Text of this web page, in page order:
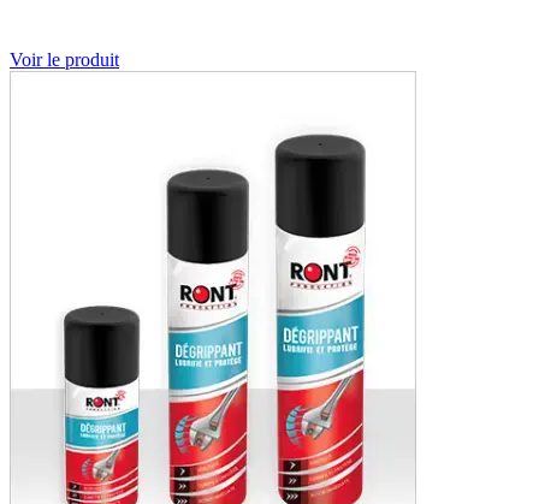
Voir le produit